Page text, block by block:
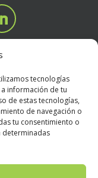
tecnologías
información de tu
de estas tecnologías,
de navegación o
tu consentimiento o
determinadas
libro